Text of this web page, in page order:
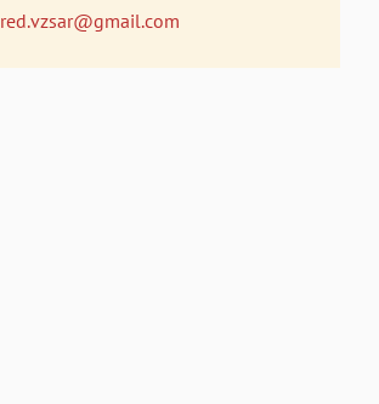
red.vzsar@gmail.com